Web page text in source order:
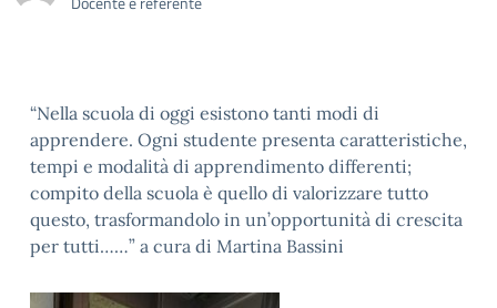
“Nella scuola di oggi esistono tanti modi di
apprendere. Ogni studente presenta caratteristiche,
tempi e modalità di apprendimento differenti;
compito della scuola è quello di valorizzare tutto
questo, trasformandolo in un’opportunità di crescita
per tutti……” a cura di Martina Bassini